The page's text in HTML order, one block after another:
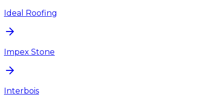
Ideal Roofing
Impex Stone
Interbois